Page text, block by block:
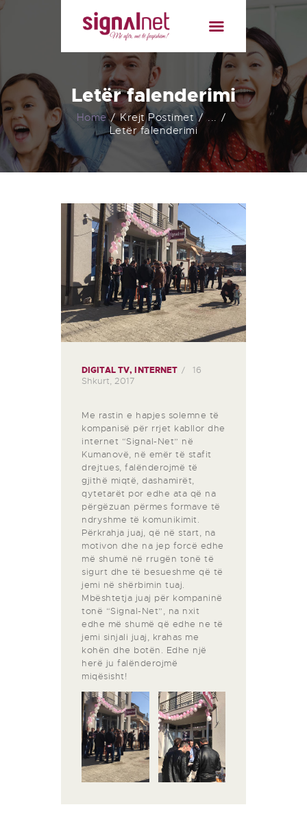
Letër falenderimi
Home Krejt Postimet
...
Letër falenderimi
BALLINA
RRETH NESH
PAKETAT
LISTA E KANALEVE
LAJMET
KONTAKT
FATURA ONLINE
DIGITAL TV,INTERNET
16
Shkurt, 2017
Me rastin e hapjes solemne të
kompanisë për rrjet kabllor dhe
internet “Signal-Net” në
Kumanovë, në emër të stafit
drejtues, falënderojmë të
gjithë miqtë, dashamirët,
qytetarët por edhe ata që na
përgëzuan përmes formave të
ndryshme të komunikimit.
Përkrahja juaj, që në start, na
motivon dhe na jep forcë edhe
më shumë në rrugën tonë të
sigurt dhe të besueshme që të
jemi në shërbimin tuaj.
Mbështetja juaj për kompaninë
tonë “Signal-Net”, na nxit
edhe më shumë që edhe ne të
jemi sinjali juaj, krahas me
kohën dhe botën. Edhe një
herë ju falënderojmë
miqësisht!